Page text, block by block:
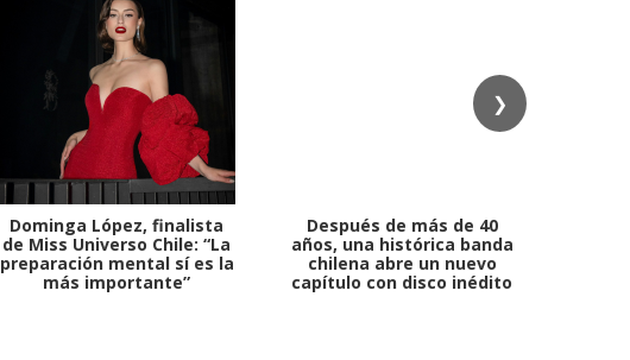
❯
Dominga López, finalista
de Miss Universo Chile: “La
preparación mental sí es la
más importante”
Después de más de 40
años, una histórica banda
chilena abre un nuevo
capítulo con disco inédito